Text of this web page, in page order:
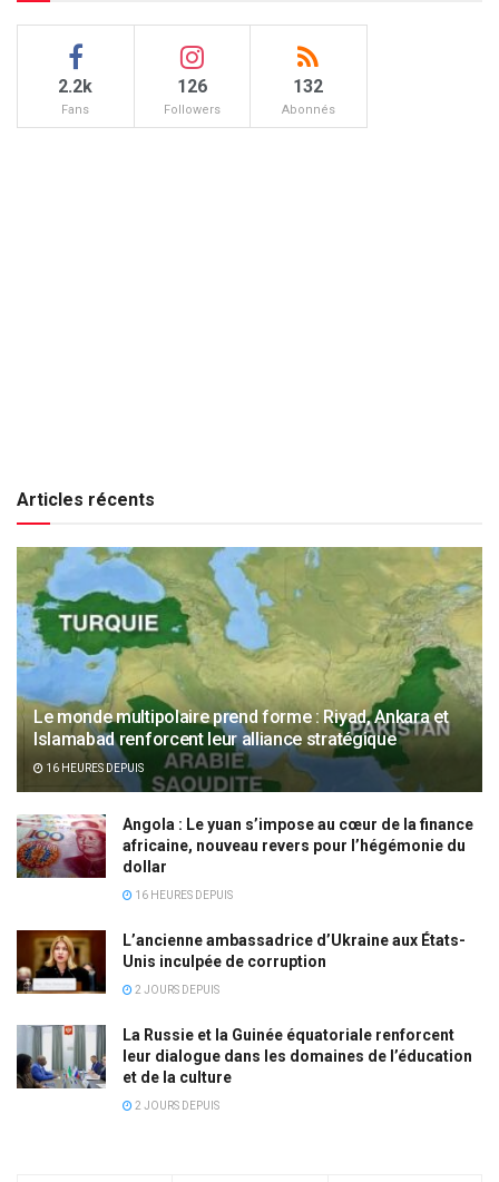
2.2k
Fans
126
Followers
132
Abonnés
Articles récents
Le monde multipolaire prend forme : Riyad, Ankara et
Islamabad renforcent leur alliance stratégique
16 HEURES DEPUIS
Angola : Le yuan s’impose au cœur de la finance
africaine, nouveau revers pour l’hégémonie du
dollar
16 HEURES DEPUIS
L’ancienne ambassadrice d’Ukraine aux États-
Unis inculpée de corruption
2 JOURS DEPUIS
La Russie et la Guinée équatoriale renforcent
leur dialogue dans les domaines de l’éducation
et de la culture
2 JOURS DEPUIS